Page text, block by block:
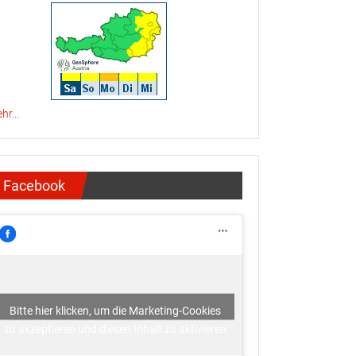
Facebook
Bitte hier klicken, um die Marketing-Cookies